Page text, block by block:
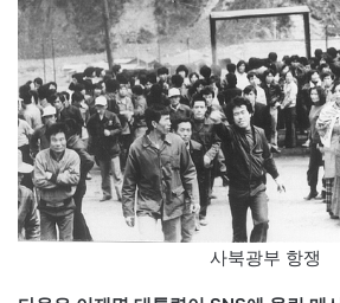
사북광부 항쟁